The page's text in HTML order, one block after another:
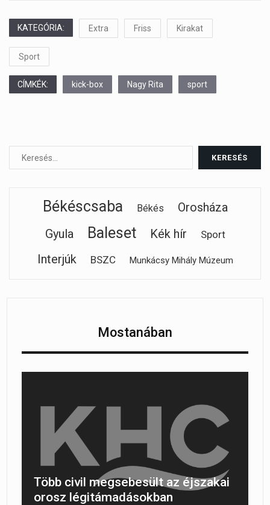
KATEGÓRIA: Extra Friss Kirakat
Sport
CÍMKÉK: kick-box Nagy Rita sport
Békéscsaba Békés
Orosháza
Gyula
Baleset Kék hír Sport
Interjúk BSZC Munkácsy Mihály Múzeum
Mostanában
Több civil megsebesült az éjszakai
orosz légitámadásokban